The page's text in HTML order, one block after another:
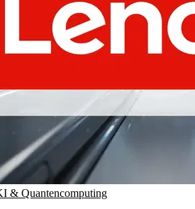
& Quantencomputing